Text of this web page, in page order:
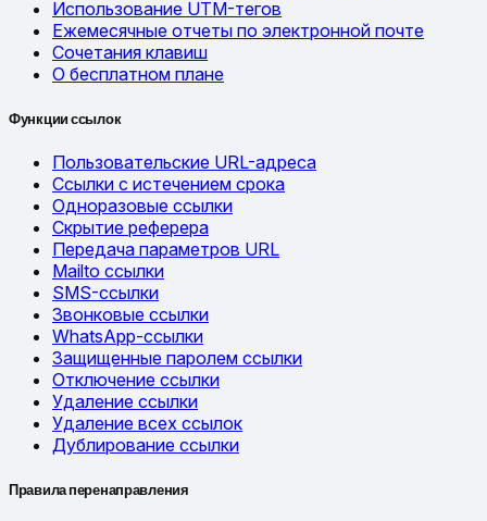
Использование UTM-тегов
Ежемесячные отчеты по электронной почте
Сочетания клавиш
О бесплатном плане
Функции ссылок
Пользовательские URL-адреса
Ссылки с истечением срока
Одноразовые ссылки
Скрытие реферера
Передача параметров URL
Mailto ссылки
SMS-ссылки
Звонковые ссылки
WhatsApp-ссылки
Защищенные паролем ссылки
Отключение ссылки
Удаление ссылки
Удаление всех ссылок
Дублирование ссылки
Правила перенаправления